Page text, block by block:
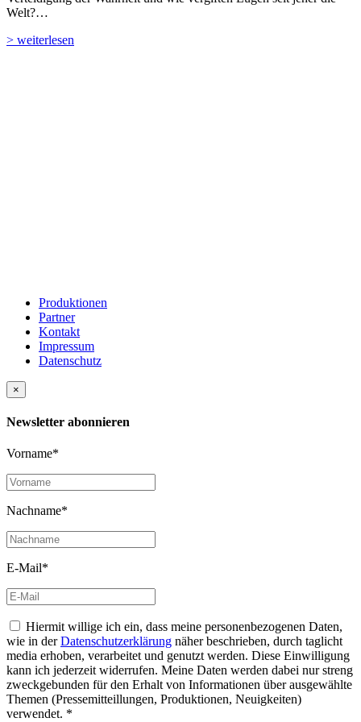
Welt?…
> weiterlesen
Produktionen
Partner
Kontakt
Impressum
Datenschutz
×
Newsletter abonnieren
Vorname*
Nachname*
E-Mail*
Hiermit willige ich ein, dass meine personenbezogenen Daten,
wie in derDatenschutzerklärung näher beschrieben, durch taglicht
media erhoben, verarbeitet und genutzt werden. Diese Einwilligung
kann ich jederzeit widerrufen. Meine Daten werden dabei nur streng
zweckgebunden für den Erhalt von Informationen über ausgewählte
Themen (Pressemitteillungen, Produktionen, Neuigkeiten)
verwendet. *